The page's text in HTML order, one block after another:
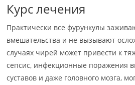
Курс лечения
Практически все фурункулы
вмешательства и не вызывают
случаях чирей может привести к
сепсис, инфекционные поражения
суставов и даже головного мозга,